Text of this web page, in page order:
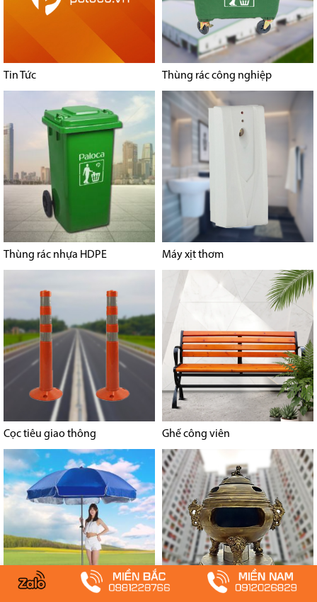
Tin Tức Thùng rác công nghiệp
Thùng rác nhựa HDPE Máy xịt thơm
Cọc tiêu giao thông Ghế công viên